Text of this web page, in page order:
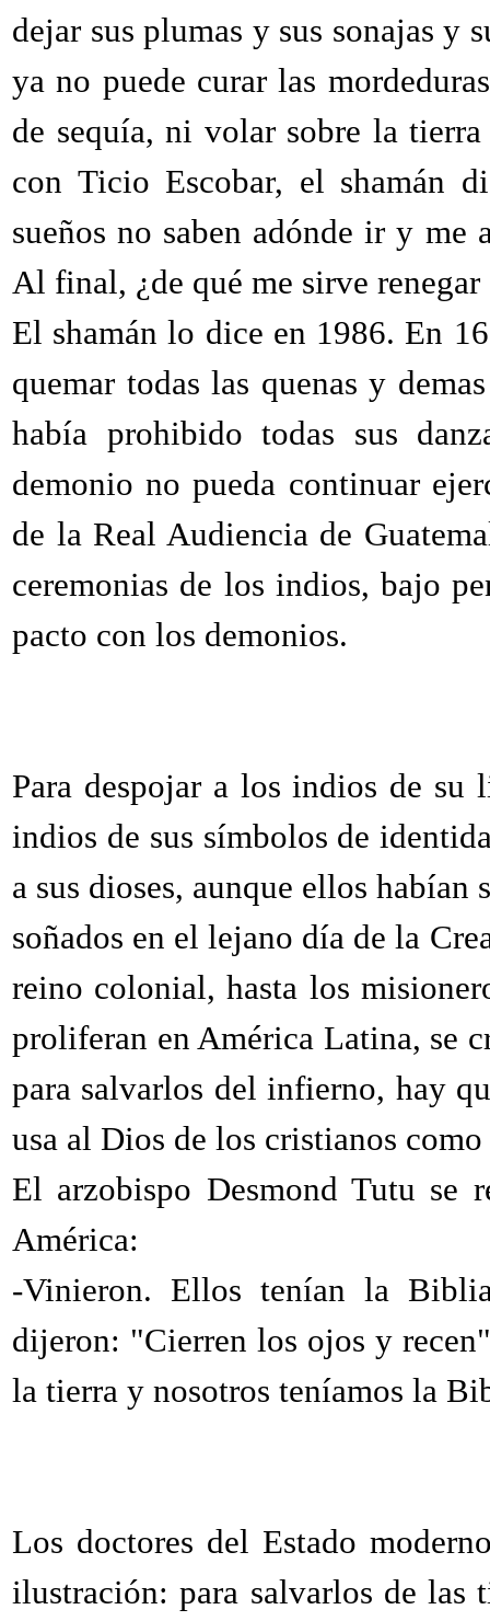
dejar sus plumas y sus sonajas y
ya no puede curar las
de sequía, ni volar sobre la
con Ticio Escobar, el shamán
sueños no saben adónde ir y
Al final, ¿de qué me sirve
El shamán lo dice en 1986. En
quemar todas las quenas y
había prohibido todas sus
demonio no pueda continuar
de la Real Audiencia de
ceremonias de los indios, bajo
pacto con los demonios.
Para despojar a los indios de su
indios de sus símbolos de
a sus dioses, aunque ellos habían
soñados en el lejano día de la
reino colonial, hasta los
proliferan en América Latina, se
para salvarlos del infierno, hay
usa al Dios de los cristianos
El arzobispo Desmond Tutu se
América:
-Vinieron. Ellos tenían la
dijeron: "Cierren los ojos y
la tierra y nosotros teníamos la
Los doctores del Estado
ilustración: para salvarlos de las